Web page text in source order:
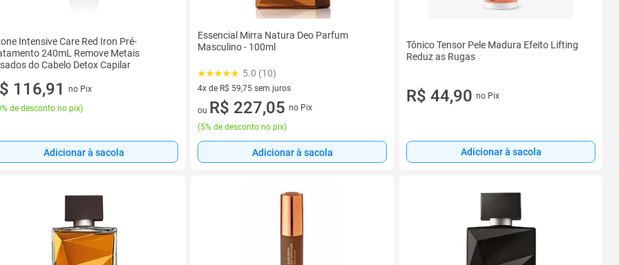
Intensive Care Red Iron Pré-
240mL Remove Metais
do Cabelo Detox Capilar
116,91
no Pix
de desconto no pix)
Adicionar à sacola
Essencial Mirra Natura Deo Parfum
Masculino - 100ml
5.0 (10)
4x de R$ 59,75 sem juros
4 vez de R$ 59,75 sem juros
ou R$ 227,05 no Pix
(5% de desconto no pix)
Adicionar à sacola
Tônico Tensor Pele Madura Efeito Lifting
Reduz as Rugas
R$ 44,90 no Pix
Adicionar à sacola